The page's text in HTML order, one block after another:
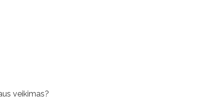
veikimas?